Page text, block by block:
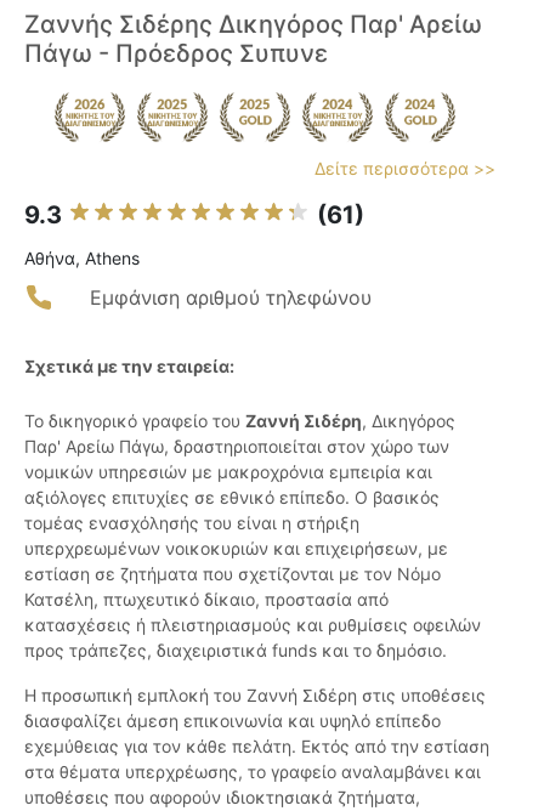
Zαννής Σιδέρης Δικηγόρος Παρ' Αρείω
Πάγω - Πρόεδρος Συπυνε
Δείτε περισσότερα >>
9.3 (61)
Αθήνα, Athens
Εμφάνιση αριθμού τηλεφώνου
Σχετικά με την εταιρεία:
Το δικηγορικό γραφείο του Ζαννή Σιδέρη, Δικηγόρος
Παρ' Αρείω Πάγω, δραστηριοποιείται στον χώρο των
νομικών υπηρεσιών με μακροχρόνια εμπειρία και
αξιόλογες επιτυχίες σε εθνικό επίπεδο. Ο βασικός
τομέας ενασχόλησής του είναι η στήριξη
υπερχρεωμένων νοικοκυριών και επιχειρήσεων, με
εστίαση σε ζητήματα που σχετίζονται με τον Νόμο
Κατσέλη, πτωχευτικό δίκαιο, προστασία από
κατασχέσεις ή πλειστηριασμούς και ρυθμίσεις οφειλών
προς τράπεζες, διαχειριστικά funds και το δημόσιο.
Η προσωπική εμπλοκή του Ζαννή Σιδέρη στις υποθέσεις
διασφαλίζει άμεση επικοινωνία και υψηλό επίπεδο
εχεμύθειας για τον κάθε πελάτη. Εκτός από την εστίαση
στα θέματα υπερχρέωσης, το γραφείο αναλαμβάνει και
υποθέσεις που αφορούν ιδιοκτησιακά ζητήματα,